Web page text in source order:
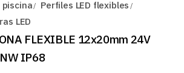
Perfiles LED flexibles
LED
FLEXIBLE 12x20mm 24V
IP68